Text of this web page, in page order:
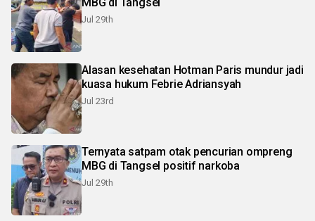
MBG di Tangsel
Jul 29th
Alasan kesehatan Hotman Paris mundur jadi
kuasa hukum Febrie Adriansyah
Jul 23rd
Ternyata satpam otak pencurian ompreng
MBG di Tangsel positif narkoba
Jul 29th